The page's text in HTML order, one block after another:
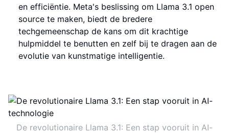
en efficiëntie. Meta's beslissing om Llama 3.1 open
source te maken, biedt de bredere
techgemeenschap de kans om dit krachtige
hulpmiddel te benutten en zelf bij te dragen aan de
evolutie van kunstmatige intelligentie.
De revolutionaire Llama 3.1: Een stap vooruit in AI-